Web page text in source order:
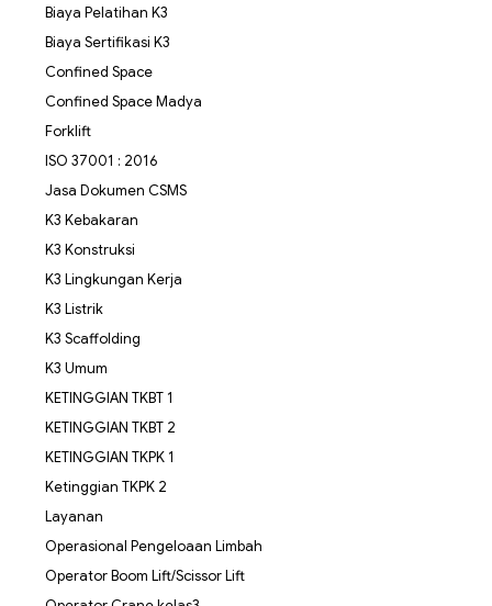
Biaya Pelatihan K3
Biaya Sertifikasi K3
Confined Space
Confined Space Madya
Forklift
ISO 37001 : 2016
Jasa Dokumen CSMS
K3 Kebakaran
K3 Konstruksi
K3 Lingkungan Kerja
K3 Listrik
K3 Scaffolding
K3 Umum
KETINGGIAN TKBT 1
KETINGGIAN TKBT 2
KETINGGIAN TKPK 1
Ketinggian TKPK 2
Layanan
Operasional Pengeloaan Limbah
Operator Boom Lift/Scissor Lift